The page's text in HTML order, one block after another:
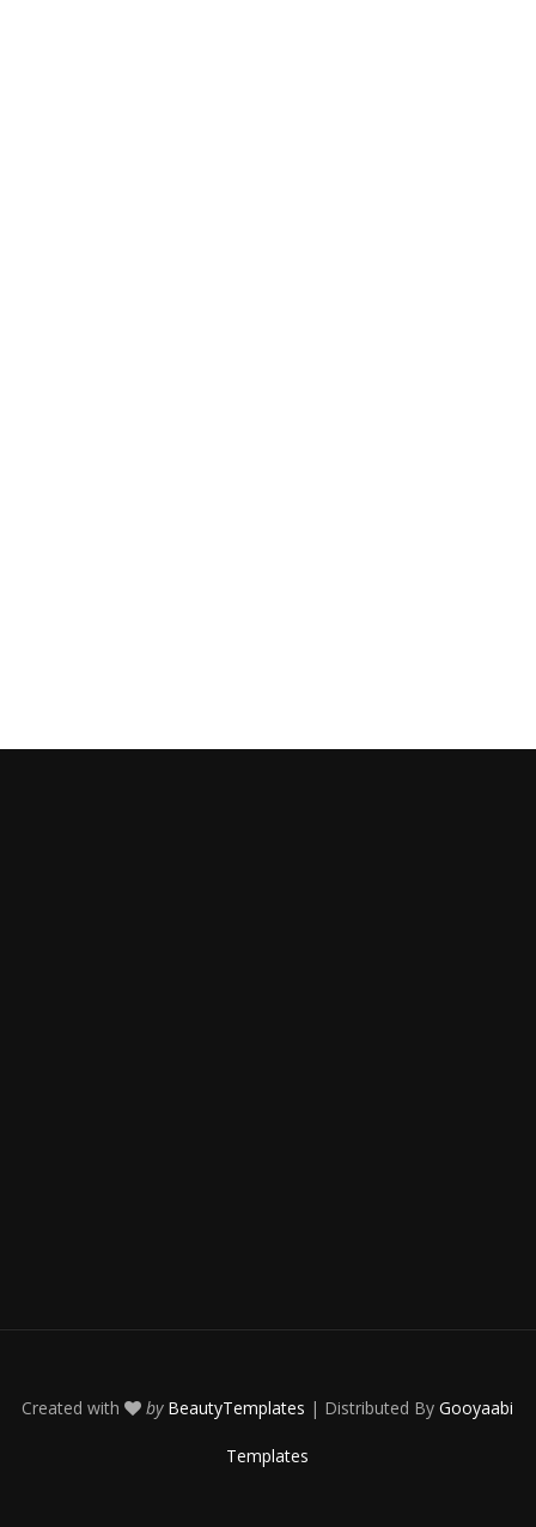
Created with by BeautyTemplates | Distributed ByGooyaabi
Templates